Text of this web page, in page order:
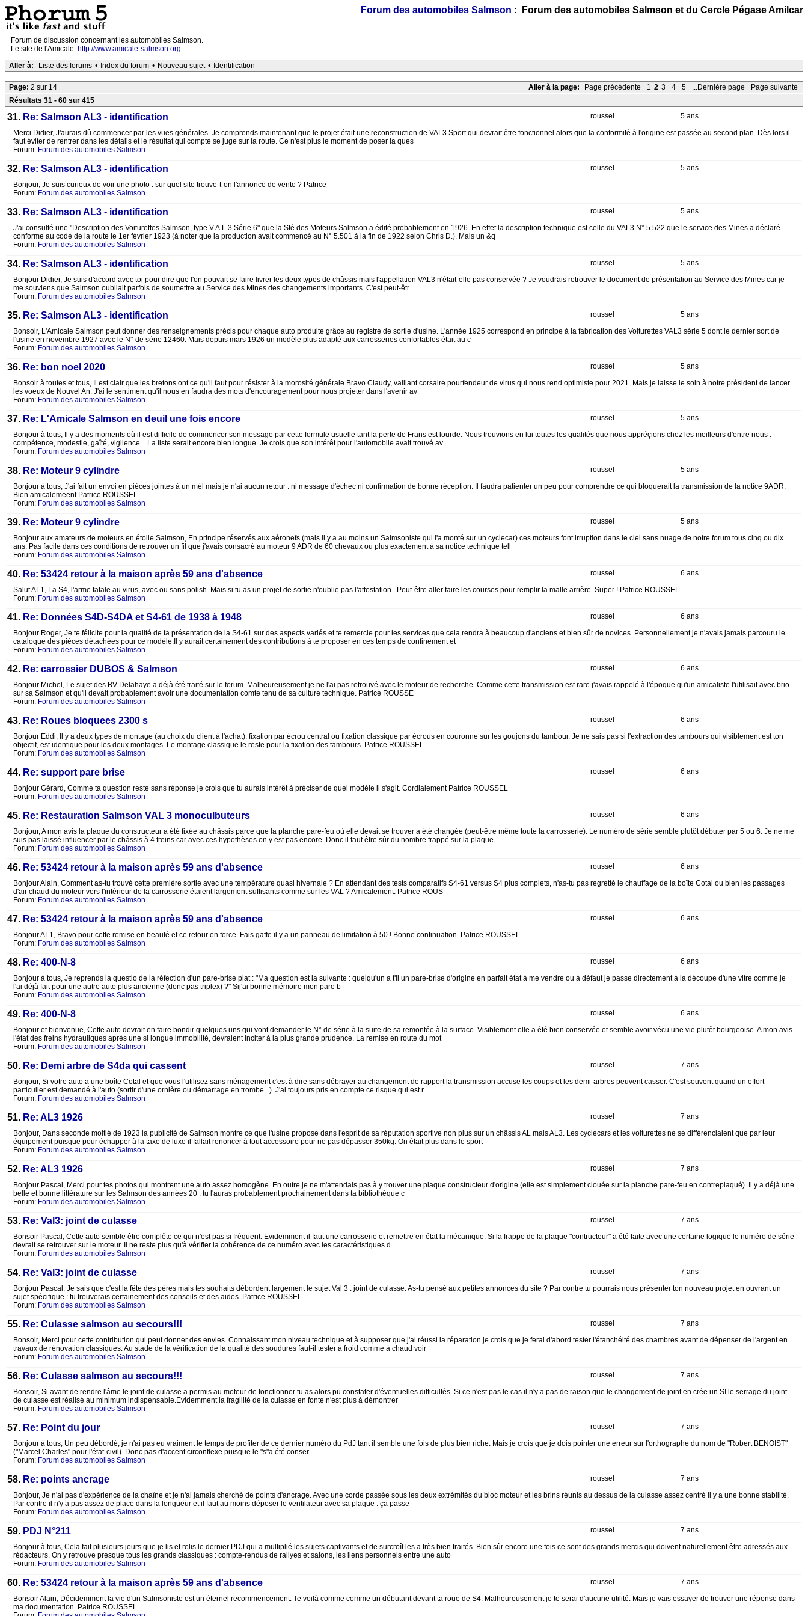
Forum des automobiles Salmson : Forum des automobiles Salmson et du Cercle Pégase Amilcar
Forum de discussion concernant les automobiles Salmson.
Le site de l'Amicale: http://www.amicale-salmson.org
Aller à:
Liste des forums • Index du forum • Nouveau sujet • Identification
Aller à la page: Page précédente 1 2 3 4 5 ...Dernière page Page suivante
Page: 2 sur 14
Résultats 31 - 60 sur 415
5 ans
roussel
31. Re: Salmson AL3 - identification
Merci Didier, J'aurais dû commencer par les vues générales. Je comprends maintenant que le projet était une reconstruction de VAL3 Sport qui devrait être fonctionnel alors que la conformité à l'origine est passée au second plan. Dès lors il
faut éviter de rentrer dans les détails et le résultat qui compte se juge sur la route. Ce n'est plus le moment de poser la ques
Forum: Forum des automobiles Salmson
5 ans
roussel
32. Re: Salmson AL3 - identification
Bonjour, Je suis curieux de voir une photo : sur quel site trouve-t-on l'annonce de vente ? Patrice
Forum: Forum des automobiles Salmson
5 ans
roussel
33. Re: Salmson AL3 - identification
J'ai consulté une "Description des Voiturettes Salmson, type V.A.L.3 Série 6" que la Sté des Moteurs Salmson a édité probablement en 1926. En effet la description technique est celle du VAL3 N° 5.522 que le service des Mines a déclaré
conforme au code de la route le 1er février 1923 (à noter que la production avait commencé au N° 5.501 à la fin de 1922 selon Chris D.). Mais un &q
Forum: Forum des automobiles Salmson
5 ans
roussel
34. Re: Salmson AL3 - identification
Bonjour Didier, Je suis d'accord avec toi pour dire que l'on pouvait se faire livrer les deux types de châssis mais l'appellation VAL3 n'était-elle pas conservée ? Je voudrais retrouver le document de présentation au Service des Mines car je
me souviens que Salmson oubliait parfois de soumettre au Service des Mines des changements importants. C'est peut-êtr
Forum: Forum des automobiles Salmson
5 ans
roussel
35. Re: Salmson AL3 - identification
Bonsoir, L'Amicale Salmson peut donner des renseignements précis pour chaque auto produite grâce au registre de sortie d'usine. L'année 1925 correspond en principe à la fabrication des Voiturettes VAL3 série 5 dont le dernier sort de
l'usine en novembre 1927 avec le N° de série 12460. Mais depuis mars 1926 un modèle plus adapté aux carrosseries confortables était au c
Forum: Forum des automobiles Salmson
5 ans
roussel
36. Re: bon noel 2020
Bonsoir à toutes et tous, Il est clair que les bretons ont ce qu'il faut pour résister à la morosité générale.Bravo Claudy, vaillant corsaire pourfendeur de virus qui nous rend optimiste pour 2021. Mais je laisse le soin à notre président de lancer
les voeux de Nouvel An. J'ai le sentiment qu'il nous en faudra des mots d'encouragement pour nous projeter dans l'avenir av
Forum: Forum des automobiles Salmson
5 ans
roussel
37. Re: L'Amicale Salmson en deuil une fois encore
Bonjour à tous, Il y a des moments où il est difficile de commencer son message par cette formule usuelle tant la perte de Frans est lourde. Nous trouvions en lui toutes les qualités que nous appréçions chez les meilleurs d'entre nous :
compétence, modestie, gaîté, vigilence... La liste serait encore bien longue. Je crois que son intérêt pour l'automobile avait trouvé av
Forum: Forum des automobiles Salmson
5 ans
roussel
38. Re: Moteur 9 cylindre
Bonjour à tous, J'ai fait un envoi en pièces jointes à un mél mais je n'ai aucun retour : ni message d'échec ni confirmation de bonne réception. Il faudra patienter un peu pour comprendre ce qui bloquerait la transmission de la notice 9ADR.
Bien amicalemeent Patrice ROUSSEL
Forum: Forum des automobiles Salmson
5 ans
roussel
39. Re: Moteur 9 cylindre
Bonjour aux amateurs de moteurs en étoile Salmson, En principe réservés aux aéronefs (mais il y a au moins un Salmsoniste qui l'a monté sur un cyclecar) ces moteurs font irruption dans le ciel sans nuage de notre forum tous cinq ou dix
ans. Pas facile dans ces conditions de retrouver un fil que j'avais consacré au moteur 9 ADR de 60 chevaux ou plus exactement à sa notice technique tell
Forum: Forum des automobiles Salmson
6 ans
roussel
40. Re: 53424 retour à la maison après 59 ans d'absence
Salut AL1, La S4, l'arme fatale au virus, avec ou sans polish. Mais si tu as un projet de sortie n'oublie pas l'attestation...Peut-être aller faire les courses pour remplir la malle arrière. Super ! Patrice ROUSSEL
Forum: Forum des automobiles Salmson
6 ans
roussel
41. Re: Données S4D-S4DA et S4-61 de 1938 à 1948
Bonjour Roger, Je te félicite pour la qualité de ta présentation de la S4-61 sur des aspects variés et te remercie pour les services que cela rendra à beaucoup d'anciens et bien sûr de novices. Personnellement je n'avais jamais parcouru le
cataloque des pièces détachées pour ce modèle.Il y aurait certainement des contributions à te proposer en ces temps de confinement et
Forum: Forum des automobiles Salmson
6 ans
roussel
42. Re: carrossier DUBOS & Salmson
Bonjour Michel, Le sujet des BV Delahaye a déjà été traité sur le forum. Malheureusement je ne l'ai pas retrouvé avec le moteur de recherche. Comme cette transmission est rare j'avais rappelé à l'époque qu'un amicaliste l'utilisait avec brio
sur sa Salmson et qu'il devait probablement avoir une documentation comte tenu de sa culture technique. Patrice ROUSSE
Forum: Forum des automobiles Salmson
6 ans
roussel
43. Re: Roues bloquees 2300 s
Bonjour Eddi, Il y a deux types de montage (au choix du client à l'achat): fixation par écrou central ou fixation classique par écrous en couronne sur les goujons du tambour. Je ne sais pas si l'extraction des tambours qui visiblement est ton
objectif, est identique pour les deux montages. Le montage classique le reste pour la fixation des tambours. Patrice ROUSSEL
Forum: Forum des automobiles Salmson
6 ans
roussel
44. Re: support pare brise
Bonjour Gérard, Comme ta question reste sans réponse je crois que tu aurais intérêt à préciser de quel modèle il s'agit. Cordialement Patrice ROUSSEL
Forum: Forum des automobiles Salmson
6 ans
roussel
45. Re: Restauration Salmson VAL 3 monoculbuteurs
Bonjour, A mon avis la plaque du constructeur a été fixée au châssis parce que la planche pare-feu où elle devait se trouver a été changée (peut-être même toute la carrosserie). Le numéro de série semble plutôt débuter par 5 ou 6. Je ne me
suis pas laissé influencer par le châssis à 4 freins car avec ces hypothèses on y est pas encore. Donc il faut être sûr du nombre frappé sur la plaque
Forum: Forum des automobiles Salmson
6 ans
roussel
46. Re: 53424 retour à la maison après 59 ans d'absence
Bonjour Alain, Comment as-tu trouvé cette première sortie avec une température quasi hivernale ? En attendant des tests comparatifs S4-61 versus S4 plus complets, n'as-tu pas regretté le chauffage de la boîte Cotal ou bien les passages
d'air chaud du moteur vers l'intérieur de la carrosserie étaient largement suffisants comme sur les VAL ? Amicalement. Patrice ROUS
Forum: Forum des automobiles Salmson
6 ans
roussel
47. Re: 53424 retour à la maison après 59 ans d'absence
Bonjour AL1, Bravo pour cette remise en beauté et ce retour en force. Fais gaffe il y a un panneau de limitation à 50 ! Bonne continuation. Patrice ROUSSEL
Forum: Forum des automobiles Salmson
6 ans
roussel
48. Re: 400-N-8
Bonjour à tous, Je reprends la questio de la réfection d'un pare-brise plat : "Ma question est la suivante : quelqu'un a t'il un pare-brise d'origine en parfait état à me vendre ou à défaut je passe directement à la découpe d'une vitre comme je
l'ai déjà fait pour une autre auto plus ancienne (donc pas triplex) ?" Sij'ai bonne mémoire mon pare b
Forum: Forum des automobiles Salmson
6 ans
roussel
49. Re: 400-N-8
Bonjour et bienvenue, Cette auto devrait en faire bondir quelques uns qui vont demander le N° de série à la suite de sa remontée à la surface. Visiblement elle a été bien conservée et semble avoir vécu une vie plutôt bourgeoise. A mon avis
l'état des freins hydrauliques après une si longue immobilité, devraient inciter à la plus grande prudence. La remise en route du mot
Forum: Forum des automobiles Salmson
7 ans
roussel
50. Re: Demi arbre de S4da qui cassent
Bonjour, Si votre auto a une boîte Cotal et que vous l'utilisez sans ménagement c'est à dire sans débrayer au changement de rapport la transmission accuse les coups et les demi-arbres peuvent casser. C'est souvent quand un effort
particulier est demandé à l'auto (sortir d'une ornière ou démarrage en trombe...). J'ai toujours pris en compte ce risque qui est r
Forum: Forum des automobiles Salmson
7 ans
roussel
51. Re: AL3 1926
Bonjour, Dans seconde moitié de 1923 la publicité de Salmson montre ce que l'usine propose dans l'esprit de sa réputation sportive non plus sur un châssis AL mais AL3. Les cyclecars et les voiturettes ne se différenciaient que par leur
équipement puisque pour échapper à la taxe de luxe il fallait renoncer à tout accessoire pour ne pas dépasser 350kg. On était plus dans le sport
Forum: Forum des automobiles Salmson
7 ans
roussel
52. Re: AL3 1926
Bonjour Pascal, Merci pour tes photos qui montrent une auto assez homogène. En outre je ne m'attendais pas à y trouver une plaque constructeur d'origine (elle est simplement clouée sur la planche pare-feu en contreplaqué). Il y a déjà une
belle et bonne littérature sur les Salmson des années 20 : tu l'auras probablement prochainement dans ta bibliothèque c
Forum: Forum des automobiles Salmson
7 ans
roussel
53. Re: Val3: joint de culasse
Bonsoir Pascal, Cette auto semble être complête ce qui n'est pas si fréquent. Evidemment il faut une carrosserie et remettre en état la mécanique. Si la frappe de la plaque "contructeur" a été faite avec une certaine logique le numéro de série
devrait se retrouver sur le moteur. Il ne reste plus qu'à vérifier la cohérence de ce numéro avec les caractéristiques d
Forum: Forum des automobiles Salmson
7 ans
roussel
54. Re: Val3: joint de culasse
Bonjour Pascal, Je sais que c'est la fête des pères mais tes souhaits débordent largement le sujet Val 3 : joint de culasse. As-tu pensé aux petites annonces du site ? Par contre tu pourrais nous présenter ton nouveau projet en ouvrant un
sujet spécifique : tu trouverais certainement des conseils et des aides. Patrice ROUSSEL
Forum: Forum des automobiles Salmson
7 ans
roussel
55. Re: Culasse salmson au secours!!!
Bonsoir, Merci pour cette contribution qui peut donner des envies. Connaissant mon niveau technique et à supposer que j'ai réussi la réparation je crois que je ferai d'abord tester l'étanchéité des chambres avant de dépenser de l'argent en
travaux de rénovation classiques. Au stade de la vérification de la qualité des soudures faut-il tester à froid comme à chaud voir
Forum: Forum des automobiles Salmson
7 ans
roussel
56. Re: Culasse salmson au secours!!!
Bonsoir, Si avant de rendre l'âme le joint de culasse a permis au moteur de fonctionner tu as alors pu constater d'éventuelles difficultés. Si ce n'est pas le cas il n'y a pas de raison que le changement de joint en crée un SI le serrage du joint
de culasse est réalisé au minimum indispensable.Evidemment la fragilité de la culasse en fonte n'est plus à démontrer
Forum: Forum des automobiles Salmson
7 ans
roussel
57. Re: Point du jour
Bonjour à tous, Un peu débordé, je n'ai pas eu vraiment le temps de profiter de ce dernier numéro du PdJ tant il semble une fois de plus bien riche. Mais je crois que je dois pointer une erreur sur l'orthographe du nom de "Robert BENOIST"
("Marcel Charles" pour l'état-civil). Donc pas d'accent circonflexe puisque le "s"a été conser
Forum: Forum des automobiles Salmson
7 ans
roussel
58. Re: points ancrage
Bonjour, Je n'ai pas d'expérience de la chaîne et je n'ai jamais cherché de points d'ancrage. Avec une corde passée sous les deux extrémités du bloc moteur et les brins réunis au dessus de la culasse assez centré il y a une bonne stabilité.
Par contre il n'y a pas assez de place dans la longueur et il faut au moins déposer le ventilateur avec sa plaque : ça passe
Forum: Forum des automobiles Salmson
7 ans
roussel
59. PDJ N°211
Bonjour à tous, Cela fait plusieurs jours que je lis et relis le dernier PDJ qui a multiplié les sujets captivants et de surcroît les a très bien traités. Bien sûr encore une fois ce sont des grands mercis qui doivent naturellement être adressés aux
rédacteurs. On y retrouve presque tous les grands classiques : compte-rendus de rallyes et salons, les liens personnels entre une auto
Forum: Forum des automobiles Salmson
7 ans
roussel
60. Re: 53424 retour à la maison après 59 ans d'absence
Bonsoir Alain, Décidemment la vie d'un Salmsoniste est un éternel recommencement. Te voilà comme comme un débutant devant ta roue de S4. Malheureusement je te serai d'aucune utilité. Mais je vais essayer de trouver une réponse dans
ma documentation. Patrice ROUSSEL